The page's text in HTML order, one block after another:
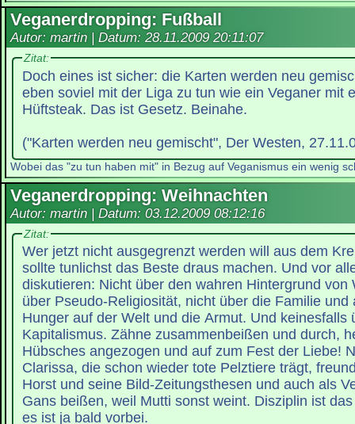
Veganerdropping: Fußball
Autor: martin | Datum: 28.11.2009 20:11:07
Zitat:
Doch eines ist sicher: die Karten werden neu
eben soviel mit der Liga zu tun wie ein Veganer mit
Hüftsteak. Das ist Gesetz. Beinahe.
("Karten werden neu gemischt", Der Westen,
Wobei das "zu tun haben mit" in Bezug auf Veganismus ein wenig
Veganerdropping: Weihnachten
Autor: martin | Datum: 03.12.2009 08:12:16
Zitat:
Wer jetzt nicht ausgegrenzt werden will aus dem
sollte tunlichst das Beste draus machen. Und vor
diskutieren: Nicht über den wahren Hintergrund von
über Pseudo-Religiosität, nicht über die Familie und
Hunger auf der Welt und die Armut. Und keinesfalls
Kapitalismus. Zähne zusammenbeißen und durch,
Hübsches angezogen und auf zum Fest der Liebe!
Clarissa, die schon wieder tote Pelztiere trägt,
Horst und seine Bild-Zeitungsthesen und auch als
Gans beißen, weil Mutti sonst weint. Disziplin ist
es ist ja bald vorbei.